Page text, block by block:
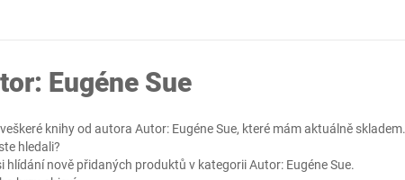
Eugéne Sue
knihy od autora Autor: Eugéne Sue, které mám aktuálně skladem.
hledali?
hlídání nově přidaných produktů v kategoriiAutor: Eugéne Sue.